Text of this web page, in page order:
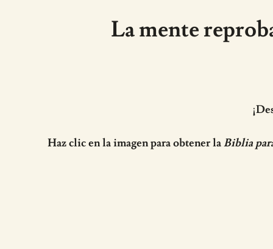
La mente
Haz clic en la imagen para obtener laBiblia